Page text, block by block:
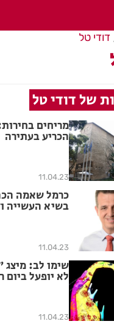
דודי טל
של דודי טל
מריחים
הכריע בעתירה
11.04.23
כרמל שאמה
בשיא העשייה
11.04.23
שימו לב: מיצג
לא יופעל ביום
11.04.23